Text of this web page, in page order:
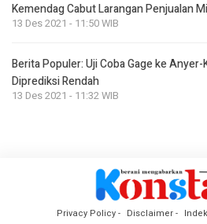
Kemendag Cabut Larangan Penjualan
13 Des 2021 - 11:50 WIB
Berita Populer: Uji Coba Gage ke
Diprediksi Rendah
13 Des 2021 - 11:32 WIB
Privacy Policy Disclaimer